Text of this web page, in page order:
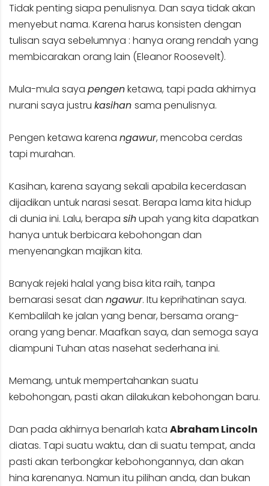
Tidak penting siapa penulisnya. Dan saya tidak akan
menyebut nama. Karena harus konsisten dengan
tulisan saya sebelumnya : hanya orang rendah yang
membicarakan orang lain (Eleanor Roosevelt).
Mula-mula saya pengenketawa, tapi pada akhirnya
nurani saya justru kasihan sama penulisnya.
Pengen ketawa karena ngawur, mencoba cerdas
tapi murahan.
Kasihan, karena sayang sekali apabila kecerdasan
dijadikan untuk narasi sesat. Berapa lama kita hidup
di dunia ini. Lalu, berapa sihupah yang kita dapatkan
hanya untuk berbicara kebohongan dan
menyenangkan majikan kita.
Banyak rejeki halal yang bisa kita raih, tanpa
bernarasi sesat dan ngawur. Itu keprihatinan saya.
Kembalilah ke jalan yang benar, bersama orang-
orang yang benar. Maafkan saya, dan semoga saya
diampuni Tuhan atas nasehat sederhana ini.
Memang, untuk mempertahankan suatu
kebohongan, pasti akan dilakukan kebohongan baru.
Dan pada akhirnya benarlah kata Abraham Lincoln
diatas. Tapi suatu waktu, dan di suatu tempat, anda
pasti akan terbongkar kebohongannya, dan akan
hina karenanya. Namun itu pilihan anda, dan bukan